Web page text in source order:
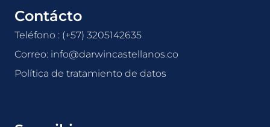
Contácto
Teléfono : (+57) 3205142635
Correo: info@darwincastellanos.co
Política de tratamiento de datos